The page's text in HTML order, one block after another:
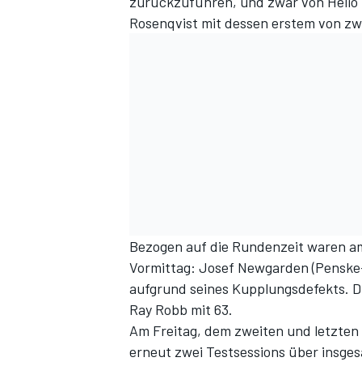
Rosenqvist mit dessen erstem von
Bezogen auf die Rundenzeit waren
Vormittag: Josef Newgarden
aufgrund seines Kupplungsdefekts.
Ray Robb mit 63.
Am Freitag, dem zweiten und
erneut zwei Testsessions über